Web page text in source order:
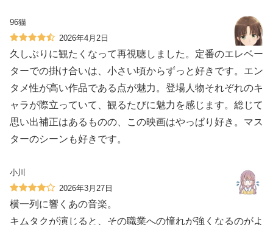
96猫
2026年4月2日
久しぶりに観たくなって再視聴しました。定番のエレベー
ターでの掛け合いは、小さい頃からずっと好きです。エン
タメ性が高い作品である点が魅力。登場人物それぞれのキ
ャラが際立っていて、観るたびに魅力を感じます。総じて
思い出補正はあるものの、この映画はやっぱり好き。マス
ターのシーンも好きです。
小川
2026年3月27日
横一列に響くあの音楽。
キムタクが演じると、その職業への憧れが強くなるのがよ